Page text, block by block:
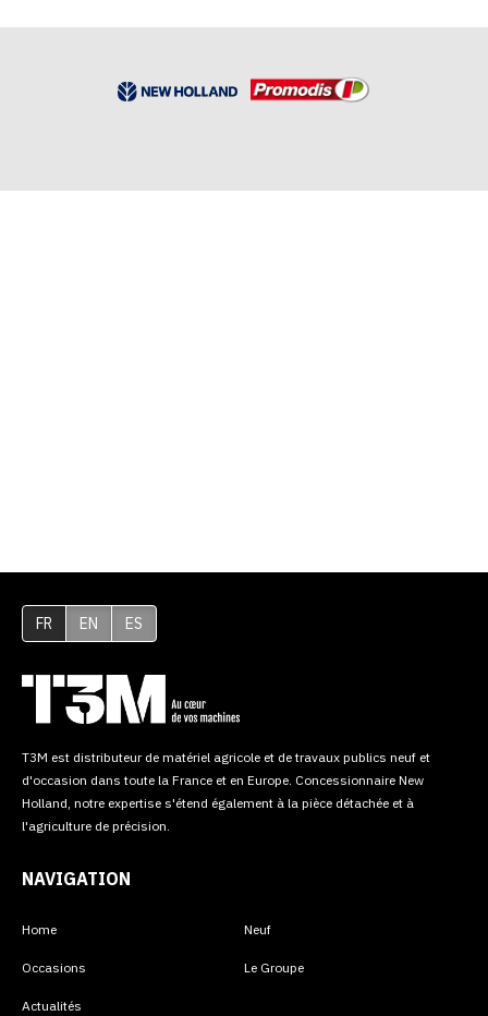
FR EN ES
T3M est distributeur de matériel agricole et de travaux publics neuf et
d'occasion dans toute la France et en Europe. Concessionnaire New
Holland, notre expertise s'étend également à la pièce détachée et à
l'agriculture de précision.
NAVIGATION
Home Neuf
Occasions Le Groupe
Actualités